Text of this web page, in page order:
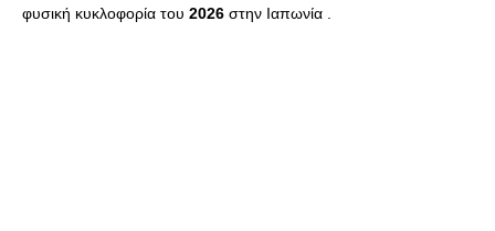
φυσική κυκλοφορία του 2026 στην Ιαπωνία .